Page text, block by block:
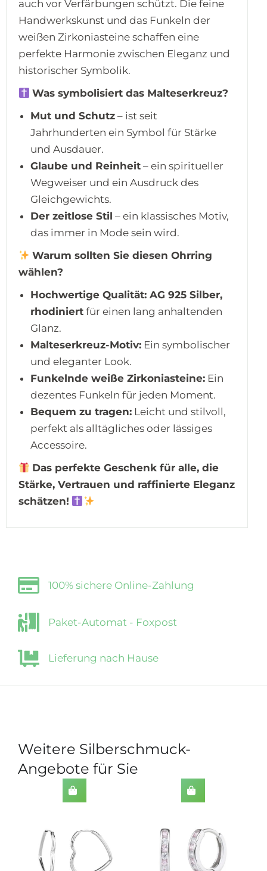
auch vor Verfärbungen schützt. Die feine
Handwerkskunst und das Funkeln der
weißen Zirkoniasteine schaffen eine
perfekte Harmonie zwischen Eleganz und
historischer Symbolik.
Was symbolisiert das Malteserkreuz?
Mut und Schutz – ist seit
Jahrhunderten ein Symbol für Stärke
und Ausdauer.
Glaube und Reinheit – ein spiritueller
Wegweiser und ein Ausdruck des
Gleichgewichts.
Der zeitlose Stil – ein klassisches Motiv,
das immer in Mode sein wird.
Warum sollten Sie diesen Ohrring
wählen?
Hochwertige Qualität: AG 925 Silber,
rhodiniert für einen lang anhaltenden
Glanz.
Malteserkreuz-Motiv: Ein symbolischer
und eleganter Look.
Funkelnde weiße Zirkoniasteine: Ein
dezentes Funkeln für jeden Moment.
Bequem zu tragen: Leicht und stilvoll,
perfekt als alltägliches oder lässiges
Accessoire.
Das perfekte Geschenk für alle, die
Stärke, Vertrauen und raffinierte Eleganz
schätzen!
100% sichere Online-Zahlung
Paket-Automat - Foxpost
Lieferung nach Hause
Weitere Silberschmuck-
Angebote für Sie